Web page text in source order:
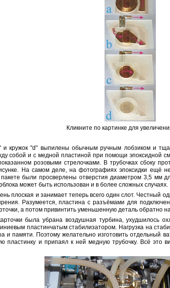
Кликните по картинке для
и кружок "d" выпилены обычным ручным лобзиком и
собой и с медной пластиной при помощи эпоксидной
розовыми стрелочками. В трубочках сбоку
На самом деле, на фотографиях эпоксидки ещё
были просверлены отверстия диаметром 3,5 мм
может быть использован и в более сложных случаях.
плоская и занимает теперь всего один слот. Честный
Разумеется, пластина с разъёмами для
а потом привинтить уменьшенную деталь обратно
была убрана воздушная турбина, ухудшилось
пластинчатым стабилизатором. Нагрузка на
и памяти. Поэтому желательно изготовить отдельный
пластинку и припаял к ней медную трубочку. Всё это